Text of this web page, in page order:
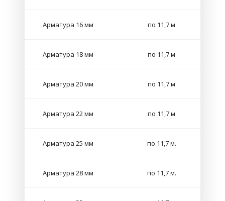
Арматура 16 мм по 11,7 м
Арматура 18 мм по 11,7 м
Арматура 20 мм по 11,7 м
Арматура 22 мм по 11,7 м
Арматура 25 мм по 11,7 м.
Арматура 28 мм по 11,7 м.